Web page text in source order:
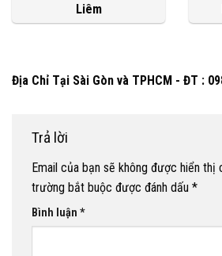
Liêm
Địa Chỉ Tại Sài Gòn và TPHCM - ĐT :
Trả lời
Email của bạn sẽ không được hiển thị
trường bắt buộc được đánh dấu *
Bình luận *